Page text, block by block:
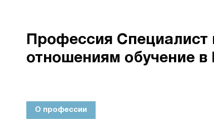
Профессия
отношениям обучение в
О профессии